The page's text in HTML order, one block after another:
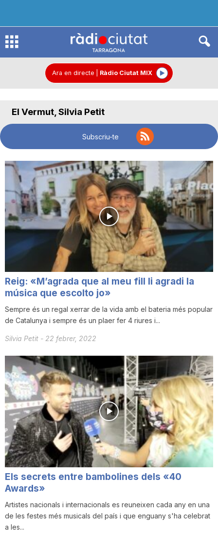
R
o
C
i
t
a
d
e
T
a
r
Ara en directe Ràdio Ciutat MIX
El Vermut, Silvia Petit
Subscriu-te
Reig: «M’agrada que al meu fill li agradi la
música que escolto jo»
Sempre és un regal xerrar de la vida amb el bateria més popular
de Catalunya i sempre és un plaer fer 4 riures i...
Silvia Petit - 22 febrer, 2022
Els secrets entre bambolines dels «40
Awards»
Artistes nacionals i internacionals es reuneixen cada any en una
de les festes més musicals del país i que enguany s'ha celebrat
a les...